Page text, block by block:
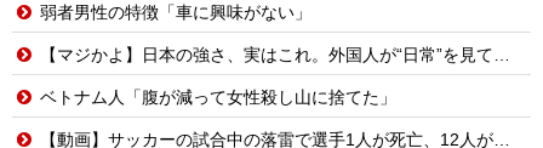
弱者男性の特徴「車に興味がない」
【マジかよ】日本の強さ、実はこれ。外国人が“日常”を見て衝撃を受けた理由
ベトナム人「腹が減って女性殺し山に捨てた」
【動画】サッカーの試合中の落雷で選手1人が死亡、12人が負傷した事故。